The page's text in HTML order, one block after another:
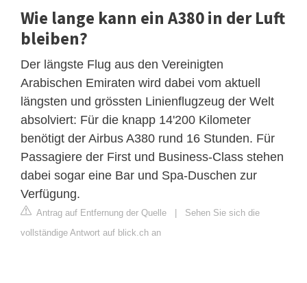
Wie lange kann ein A380 in der Luft
bleiben?
Der längste Flug aus den Vereinigten
Arabischen Emiraten wird dabei vom aktuell
längsten und grössten Linienflugzeug der Welt
absolviert: Für die knapp 14'200 Kilometer
benötigt der Airbus A380 rund 16 Stunden. Für
Passagiere der First und Business-Class stehen
dabei sogar eine Bar und Spa-Duschen zur
Verfügung.
Antrag auf Entfernung der Quelle | Sehen Sie sich die
vollständige Antwort auf blick.ch an